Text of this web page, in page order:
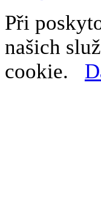
Při
našich
cookie.